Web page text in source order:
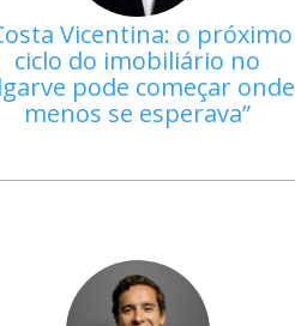
Vicentina: o próximo
ciclo do imobiliário no
pode começar onde
menos se esperava